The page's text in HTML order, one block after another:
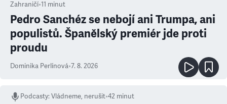
Zahraničí•11 minut
Pedro Sanchéz se nebojí ani Trumpa, ani
populistů. Španělský premiér jde proti
proudu
Dominika Perlínová•7. 8. 2026
Podcasty:Vládneme, nerušit•42 minut